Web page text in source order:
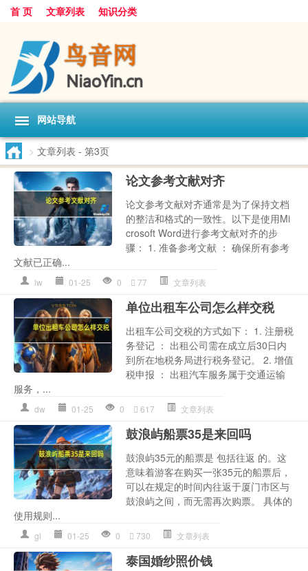
首 页 文章列表 知识分类
网站导航
> 文章列表 - 第3页
论文参考文献对齐
论文参考文献对齐通常是为了保持文档
的整洁和格式的一致性。以下是使用Mi
crosoft Word进行参考文献对齐的步
骤： 1. 准备参考文献 ： 确保所有参考
文献已正确...
lw 01-25 0 77 文章列表
单位出租车公司怎么样交税
出租车公司交税的方式如下： 1. 注册税
务登记 ： 出租公司需在成立后30日内
到所在地税务局进行税务登记。 2. 增值
税申报 ： 出租汽车服务属于交通运输
服务，...
dw 01-25 0 617 文章列表
鼓浪屿船票35是来回吗
鼓浪屿35元的船票是 包括往返 的。这
意味着游客在购买一张35元的船票后，
可以在规定的时间内往返于厦门市区与
鼓浪屿之间，而无需再次购票。 具体的
使用规则...
gl 01-25 0 730 文章列表
泰国婚纱照价钱